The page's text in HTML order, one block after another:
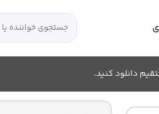
دانلود کنید.